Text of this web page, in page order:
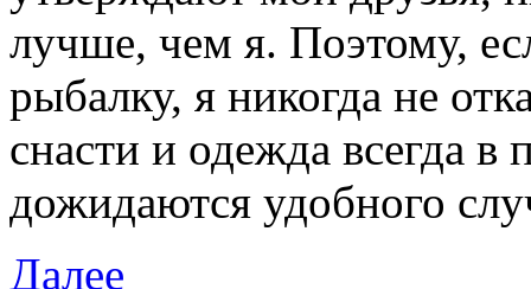
лучше, чем я. Поэтому,
рыбалку, я никогда не
снасти и одежда всегда в
дожидаются удобного
Далее